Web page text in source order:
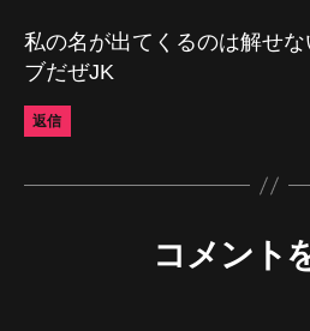
私の名が出てくるのは解せ
ブだぜJK
返信
コメント